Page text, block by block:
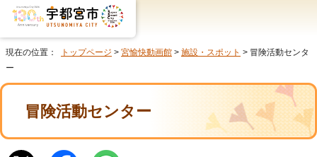
現在の位置： トップページ > 宮愉快動画館 > 施設・スポット > 冒険活動センタ
ー
冒険活動センター